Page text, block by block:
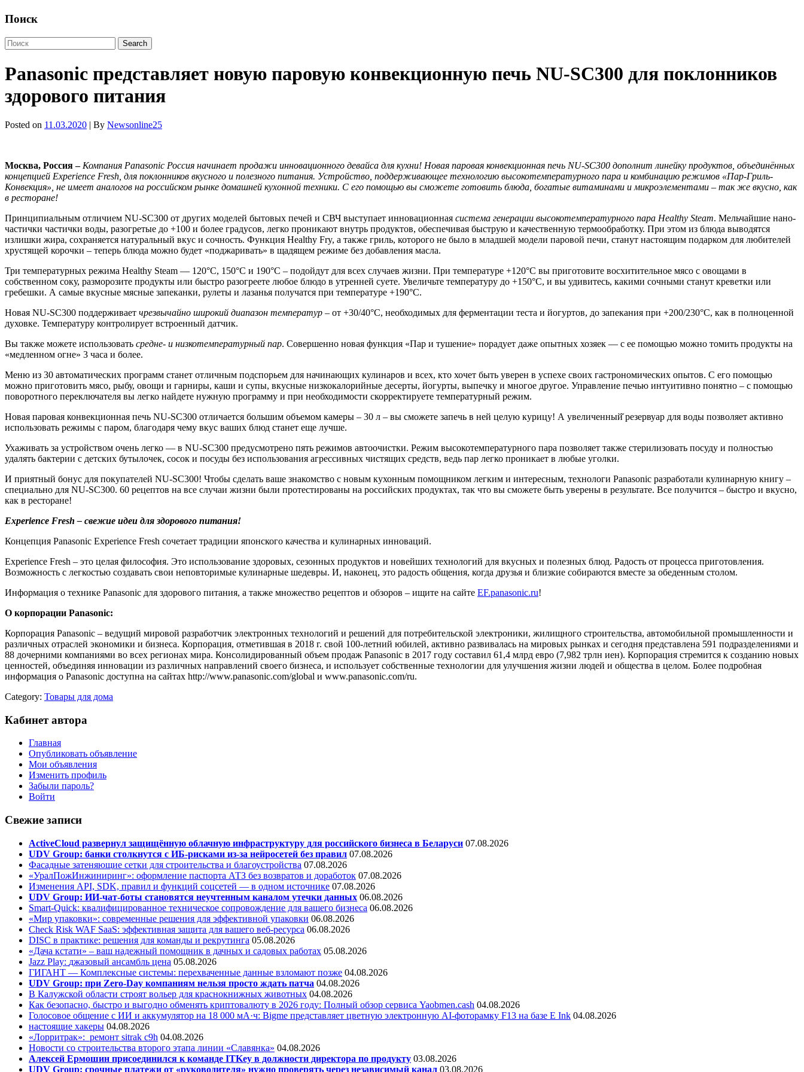
Поиск
Panasonic представляет новую паровую конвекционную печь NU-SC300 для поклонников
здорового питания
Posted on 11.03.2020 | By Newsonline25
Москва, Россия – Компания Panasonic Россия начинает продажи инновационного девайса для кухни! Новая паровая конвекционная печь NU-SC300 дополнит линейку продуктов, объединённых
концепцией Experience Fresh, для поклонников вкусного и полезного питания. Устройство, поддерживающее технологию высокотемпературного пара и комбинацию режимов «Пар-Гриль-
Конвекция», не имеет аналогов на российском рынке домашней кухонной техники. С его помощью вы сможете готовить блюда, богатые витаминами и микроэлементами – так же вкусно, как
в ресторане!
Принципиальным отличием NU-SC300 от других моделей бытовых печей и СВЧ выступает инновационная система генерации высокотемпературного пара Healthy Steam. Мельчайшие нано-
частички частички воды, разогретые до +100 и более градусов, легко проникают внутрь продуктов, обеспечивая быструю и качественную термообработку. При этом из блюда выводятся
излишки жира, сохраняется натуральный вкус и сочность. Функция Healthy Fry, а также гриль, которого не было в младшей модели паровой печи, станут настоящим подарком для любителей
хрустящей корочки – теперь блюда можно будет «поджаривать» в щадящем режиме без добавления масла.
Три температурных режима Healthy Steam — 120°С, 150°С и 190°С – подойдут для всех случаев жизни. При температуре +120°С вы приготовите восхитительное мясо с овощами в
собственном соку, разморозите продукты или быстро разогреете любое блюдо в утренней суете. Увеличьте температуру до +150°С, и вы удивитесь, какими сочными станут креветки или
гребешки. А самые вкусные мясные запеканки, рулеты и лазанья получатся при температуре +190°С.
Новая NU-SC300 поддерживает чрезвычайно широкий диапазон температур – от +30/40°C, необходимых для ферментации теста и йогуртов, до запекания при +200/230°C, как в полноценной
духовке. Температуру контролирует встроенный датчик.
Вы также можете использовать средне- и низкотемпературный пар. Совершенно новая функция «Пар и тушение» порадует даже опытных хозяек — с ее помощью можно томить продукты на
«медленном огне» 3 часа и более.
Меню из 30 автоматических программ станет отличным подспорьем для начинающих кулинаров и всех, кто хочет быть уверен в успехе своих гастрономических опытов. С его помощью
можно приготовить мясо, рыбу, овощи и гарниры, каши и супы, вкусные низкокалорийные десерты, йогурты, выпечку и многое другое. Управление печью интуитивно понятно – с помощью
поворотного переключателя вы легко найдете нужную программу и при необходимости скорректируете температурный режим.
Новая паровая конвекционная печь NU-SC300 отличается большим объемом камеры – 30 л – вы сможете запечь в ней целую курицу! А увеличенный̆ резервуар для воды позволяет активно
использовать режимы с паром, благодаря чему вкус ваших блюд станет еще лучше.
Ухаживать за устройством очень легко — в NU-SC300 предусмотрено пять режимов автоочистки. Режим высокотемпературного пара позволяет также стерилизовать посуду и полностью
удалять бактерии с детских бутылочек, сосок и посуды без использования агрессивных чистящих средств, ведь пар легко проникает в любые уголки.
И приятный бонус для покупателей NU-SC300! Чтобы сделать ваше знакомство с новым кухонным помощником легким и интересным, технологи Panasonic разработали кулинарную книгу –
специально для NU-SC300. 60 рецептов на все случаи жизни были протестированы на российских продуктах, так что вы сможете быть уверены в результате. Все получится – быстро и вкусно,
как в ресторане!
Experience Fresh – свежие идеи для здорового питания!
Концепция Panasonic Experience Fresh сочетает традиции японского качества и кулинарных инноваций.
Experience Fresh – это целая философия. Это использование здоровых, сезонных продуктов и новейших технологий для вкусных и полезных блюд. Радость от процесса приготовления.
Возможность с легкостью создавать свои неповторимые кулинарные шедевры. И, наконец, это радость общения, когда друзья и близкие собираются вместе за обеденным столом.
Информация о технике Panasonic для здорового питания, а также множество рецептов и обзоров – ищите на сайте EF.panasonic.ru!
О корпорации Panasonic:
Корпорация Panasonic – ведущий мировой разработчик электронных технологий и решений для потребительской электроники, жилищного строительства, автомобильной промышленности и
различных отраслей экономики и бизнеса. Корпорация, отметившая в 2018 г. свой 100-летний юбилей, активно развивалась на мировых рынках и сегодня представлена 591 подразделениями и
88 дочерними компаниями во всех регионах мира. Консолидированный объем продаж Panasonic в 2017 году составил 61,4 млрд евро (7,982 трлн иен). Корпорация стремится к созданию новых
ценностей, объединяя инновации из различных направлений своего бизнеса, и использует собственные технологии для улучшения жизни людей и общества в целом. Более подробная
информация о Panasonic доступна на сайтах http://www.panasonic.com/global и www.panasonic.com/ru.
Category: Товары для дома
Кабинет автора
Главная
Опубликовать объявление
Мои объявления
Изменить профиль
Забыли пароль?
Войти
Свежие записи
ActiveCloud развернул защищённую облачную инфраструктуру для российского бизнеса в Беларуси 07.08.2026
UDV Group: банки столкнутся с ИБ-рисками из-за нейросетей без правил 07.08.2026
Фасадные затеняющие сетки для строительства и благоустройства 07.08.2026
«УралПожИнжиниринг»: оформление паспорта АТЗ без возвратов и доработок 07.08.2026
Изменения API, SDK, правил и функций соцсетей — в одном источнике 07.08.2026
UDV Group: ИИ-чат-боты становятся неучтенным каналом утечки данных 06.08.2026
Smart-Quick: квалифицированное техническое сопровождение для вашего бизнеса 06.08.2026
«Мир упаковки»: современные решения для эффективной упаковки 06.08.2026
Check Risk WAF SaaS: эффективная защита для вашего веб-ресурса 06.08.2026
DISC в практике: решения для команды и рекрутинга 05.08.2026
«Дача кстати» – ваш надежный помощник в дачных и садовых работах 05.08.2026
Jazz Play: джазовый ансамбль цена 05.08.2026
ГИГАНТ — Комплексные системы: перехваченные данные взломают позже 04.08.2026
UDV Group: при Zero-Day компаниям нельзя просто ждать патча 04.08.2026
В Калужской области строят вольер для краснокнижных животных 04.08.2026
Как безопасно, быстро и выгодно обменять криптовалюту в 2026 году: Полный обзор сервиса Yaobmen.cash 04.08.2026
Голосовое общение с ИИ и аккумулятор на 18 000 мА·ч: Bigme представляет цветную электронную AI-фоторамку F13 на базе E Ink 04.08.2026
настоящие хакеры 04.08.2026
«Лорритрак»: ремонт sitrak c9h 04.08.2026
Новости со строительства второго этапа линии «Славянка» 04.08.2026
Алексей Ермошин присоединился к команде ITKey в должности директора по продукту 03.08.2026
UDV Group: срочные платежи от «руководителя» нужно проверять через независимый канал 03.08.2026